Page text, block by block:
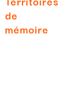
de
mémoire